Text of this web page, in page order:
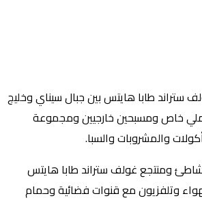
طابا هايتس بين جبال سيناي وخليج
خاص ومسبحين خارجيين ومجموعة
والمشروبات والسبا.
ومنتجع غولف ستراند طابا هايتس
وتلفزيون مع قنوات فضائية وحمام